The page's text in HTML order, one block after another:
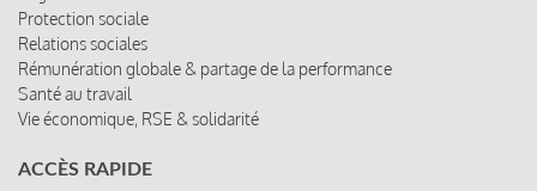
Santé au travail
Vie économique, RSE & solidarité
ACCÈS RAPIDE
Les abonnements
Les rencontres
Les ressources